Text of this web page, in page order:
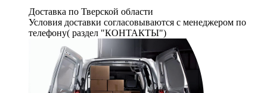
Доставка по Тверской области
Условия доставки согласовываются с менеджером по
телефону( раздел "КОНТАКТЫ")